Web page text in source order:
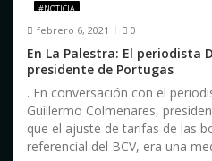
e
e
n
t
r
#NOTICIA
febrero 6, 2021 0
En La Palestra: El periodista
presidente de Portugas
. En conversación con el
Guillermo Colmenares,
que el ajuste de tarifas de las
referencial del BCV, era una